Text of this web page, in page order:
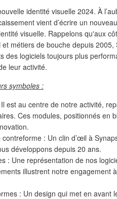
identité visuelle 2024. À
vient d’écrire un
visuelle. Rappelons qu'aux
métiers de bouche depuis 2005,
des logiciels toujours plus
leur activité.
symboles :
est au centre de notre activité,
Ces modules, positionnés en
: Un clin d’œil à
développons depuis 20 ans.
: Une représentation de nos
illustrent notre engagement
: Un design qui met en avant